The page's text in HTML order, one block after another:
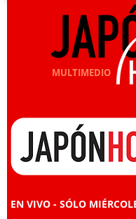
MULTIMEDIO
EN VIVO - SÓLO